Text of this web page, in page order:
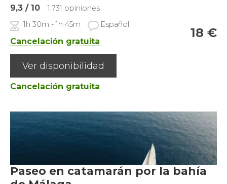
9,3 / 10
1.731 opiniones
1h 30m - 1h 45m
Español
Cancelación gratuita
18 €
Ver disponibilidad
Cancelación gratuita
Paseo en catamarán por la bahía